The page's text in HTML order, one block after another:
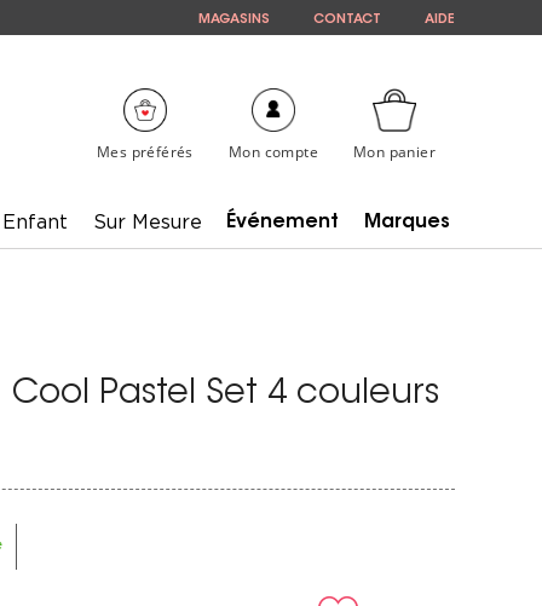
MAGASINS CONTACT AIDE
Mes préférés Mon panier
Mon compte
Enfant Sur Mesure Événement Marques
Pastel Set 4 couleurs